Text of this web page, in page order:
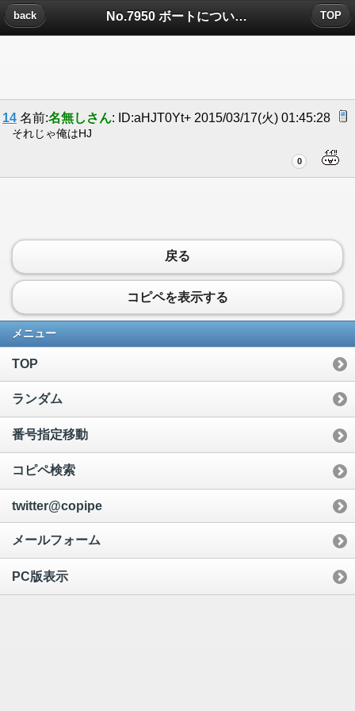
No.7950 ボートについたコメント
back TOP
14 名前:名無しさん: ID:aHJT0Yt+ 2015/03/17(火) 01:45:28
それじゃ俺はHJ
0
戻る
コピペを表示する
メニュー
TOP
ランダム
番号指定移動
コピペ検索
twitter@copipe
メールフォーム
PC版表示